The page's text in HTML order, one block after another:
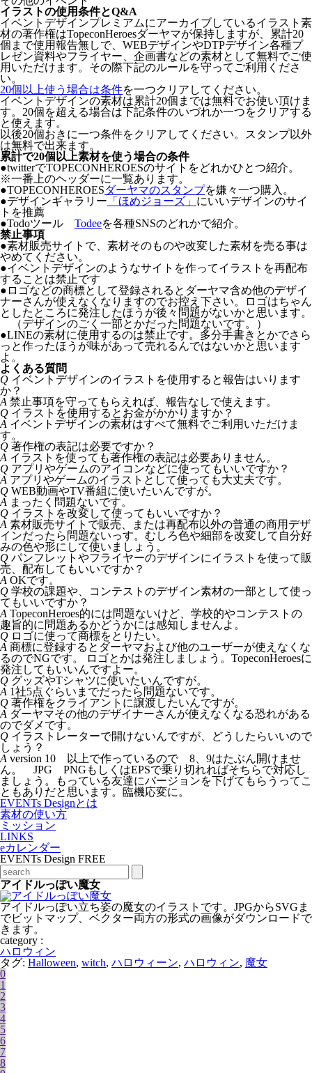
イラストの使用条件とQ&A
イベントデザインプレミアムにアーカイブしているイラスト素
材の著作権はTopeconHeroesダーヤマが保持しますが、累計20
個まで使用報告無しで、WEBデザインやDTPデザイン各種プ
レゼン資料やフライヤー、企画書などの素材として無料でご使
用いただけます。その際下記のルールを守ってご利用くださ
い。
20個以上使う場合は条件を一つクリアしてください。
イベントデザインの素材は累計20個までは無料でお使い頂けま
す。20個を超える場合は下記条件のいづれか一つをクリアする
と使えます。
以後20個おきに一つ条件をクリアしてください。スタンプ以外
は無料で出来ます。
累計で20個以上素材を使う場合の条件
●twitterでTOPECONHEROESのサイトをどれかひとつ紹介。
※一番上のヘッダーに一覧あります。
●TOPECONHEROESダーヤマのスタンプを嫌々一つ購入。
●デザインギャラリー 「ほめジョーズ」 にいいデザインのサイ
トを推薦
●Todoツール Todeeを各種SNSのどれかで紹介。
禁止事項
●素材販売サイトで、素材そのものや改変した素材を売る事は
やめてください。
●イベントデザインのようなサイトを作ってイラストを再配布
することは禁止です
● ロゴなどの商標として登録されるとダーヤマ含め他のデザイ
ナーさんが使えなくなりますのでお控え下さい。ロゴはちゃん
としたところに発注したほうが後々問題がないかと思います。
（デザインのごく一部とかだった問題ないです。）
●LINEの素材に使用するのは禁止です。多分手書きとかでさら
っと作ったほうが味があって売れるんではないかと思います
よ。
よくある質問
Q イベントデザインのイラストを使用すると報告はいります
か？
A 禁止事項を守ってもらえれば、報告なしで使えます。
Q イラストを使用するとお金がかかりますか？
A イベントデザインの素材はすべて無料でご利用いただけま
す。
Q 著作権の表記は必要ですか？
A イラストを使っても著作権の表記は必要ありません。
Q アプリやゲームのアイコンなどに使ってもいいですか？
A アプリやゲームのイラストとして使っても大丈夫です。
Q WEB動画やTV番組に使いたいんですが。
A まったく問題ないです。
Q イラストを改変して使ってもいいですか？
A 素材販売サイトで販売、または再配布以外の普通の商用デザ
インだったら問題ないっす。むしろ色や細部を改変して自分好
みの色や形にして使いましょう。
Q パンフレットやフライヤーのデザインにイラストを使って販
売、配布してもいいですか？
A OKです。
Q 学校の課題や、コンテストのデザイン素材の一部として使っ
てもいいですか？
A TopeconHeroes的には問題ないけど、学校的やコンテストの
趣旨的に問題あるかどうかには感知しませんよ。
Q ロゴに使って商標をとりたい。
A 商標に登録するとダーヤマおよび他のユーザーが使えなくな
るのでNGです。 ロゴとかは発注しましょう。TopeconHeroesに
発注してもいいんですよー。
Q グッズやTシャツに使いたいんですが。
A 1社5点ぐらいまでだったら問題ないです。
Q 著作権をクライアントに譲渡したいんですが。
A ダーヤマその他のデザイナーさんが使えなくなる恐れがある
のでダメです。
Q イラストレーターで開けないんですが、どうしたらいいので
しょう？
A version 10 以上で作っているので 8、9はたぶん開けませ
ん。 JPG PNGもしくはEPSで乗り切れればそちらで対応し
ましょう。もっている友達にバージョンを下げてもらうってこ
ともありだと思います。臨機応変に。
EVENTs Designとは
素材の使い方
ミッション
LINKS
eカレンダー
EVENTs Design FREE
アイドルっぽい魔女
アイドルっぽい立ち姿の魔女のイラストです。JPGからSVGま
でビットマップ、ベクター両方の形式の画像がダウンロードで
きます。
category :
ハロウィン
タグ: Halloween, witch, ハロウィーン, ハロウィン, 魔女
0
1
2
3
4
5
6
7
8